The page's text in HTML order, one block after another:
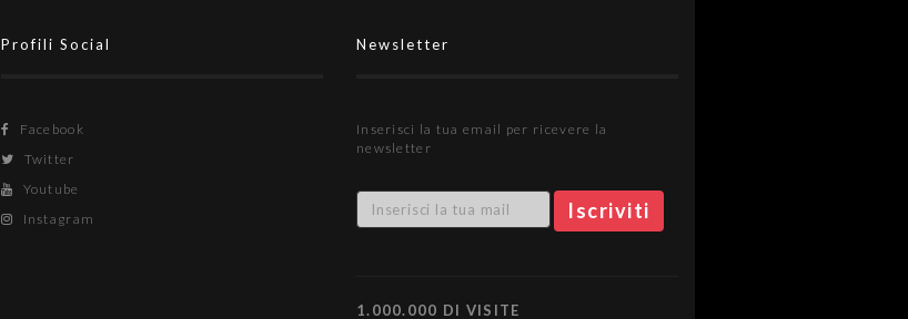
Profili Social
Facebook
Twitter
Youtube
Instagram
Newsletter
Inserisci la tua email per ricevere la
newsletter
1.000.000 DI VISITE